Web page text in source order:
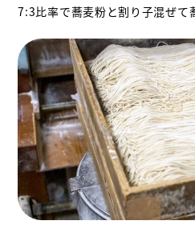
7:3比率で蕎麦粉と割り子混ぜて